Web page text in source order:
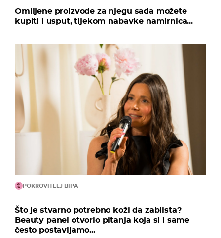
Omiljene proizvode za njegu sada možete
kupiti i usput, tijekom nabavke namirnica...
POKROVITELJ BIPA
Što je stvarno potrebno koži da zablista?
Beauty panel otvorio pitanja koja si i same
često postavljamo...